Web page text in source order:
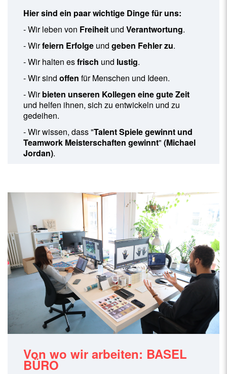
Hier sind ein paar wichtige Dinge für uns:
- Wir leben von Freiheit undVerantwortung.
- Wirfeiern Erfolge undgeben Fehler zu.
- Wir halten esfrisch und lustig.
- Wir sindoffen für Menschen und Ideen.
- Wirbieten unseren Kollegen eine gute Zeit
und helfen ihnen, sich zu entwickeln und zu
gedeihen.
- Wir wissen, dass "Talent Spiele gewinnt und
Teamwork Meisterschaften gewinnt"(Michael
Jordan).
Von wo wir arbeiten: BASEL
BÜRO